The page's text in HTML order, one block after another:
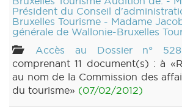
Président du Conseil
Bruxelles Tourisme - Madame
générale de Wallonie-Bruxelles
Accès au Dossier n° 528
comprenant 11 document(s) : à
au nom de la Commission des
du tourisme» (07/02/2012)